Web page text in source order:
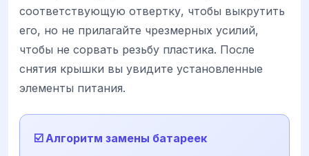
соответствующую отвертку, чтобы выкрутить
его, но не прилагайте чрезмерных усилий,
чтобы не сорвать резьбу пластика. После
снятия крышки вы увидите установленные
элементы питания.
☑️ Алгоритм замены батареек